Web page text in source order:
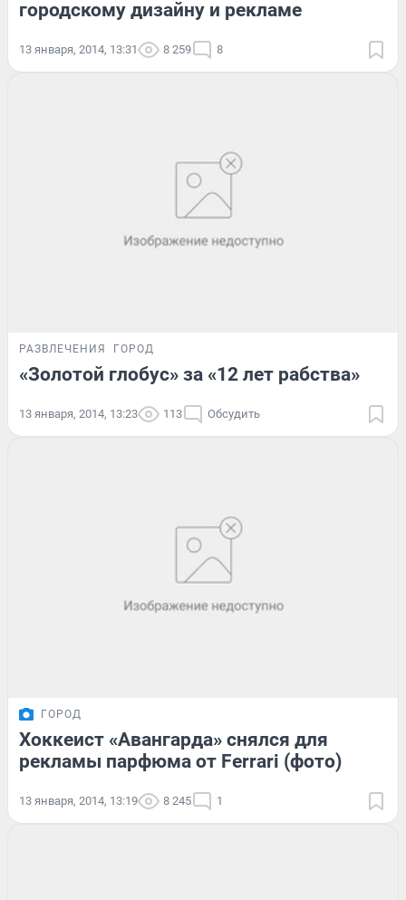
городскому дизайну и рекламе
13 января, 2014, 13:31 8 259 8
РАЗВЛЕЧЕНИЯ ГОРОД
«Золотой глобус» за «12 лет рабства»
13 января, 2014, 13:23 113 Обсудить
ГОРОД
Хоккеист «Авангарда» снялся для
рекламы парфюма от Ferrari (фото)
13 января, 2014, 13:19 8 245 1